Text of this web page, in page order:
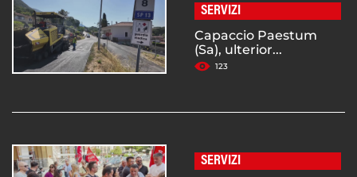
SERVIZI
Capaccio Paestum
(Sa), ulterior...
123
SERVIZI